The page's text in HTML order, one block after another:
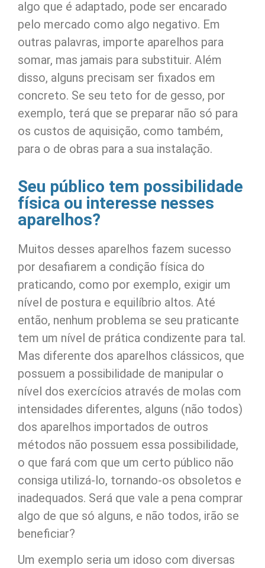
algo que é adaptado, pode ser encarado
pelo mercado como algo negativo. Em
outras palavras, importe aparelhos para
somar, mas jamais para substituir. Além
disso, alguns precisam ser fixados em
concreto. Se seu teto for de gesso, por
exemplo, terá que se preparar não só para
os custos de aquisição, como também,
para o de obras para a sua instalação.
Seu público tem possibilidade
física ou interesse nesses
aparelhos?
Muitos desses aparelhos fazem sucesso
por desafiarem a condição física do
praticando, como por exemplo, exigir um
nível de postura e equilíbrio altos. Até
então, nenhum problema se seu praticante
tem um nível de prática condizente para tal.
Mas diferente dos aparelhos clássicos, que
possuem a possibilidade de manipular o
nível dos exercícios através de molas com
intensidades diferentes, alguns (não todos)
dos aparelhos importados de outros
métodos não possuem essa possibilidade,
o que fará com que um certo público não
consiga utilizá-lo, tornando-os obsoletos e
inadequados. Será que vale a pena comprar
algo de que só alguns, e não todos, irão se
beneficiar?
Um exemplo seria um idoso com diversas